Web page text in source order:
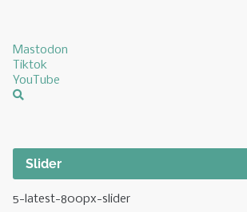
Mastodon
Tiktok
YouTube
Slider
5-latest-800px-slider